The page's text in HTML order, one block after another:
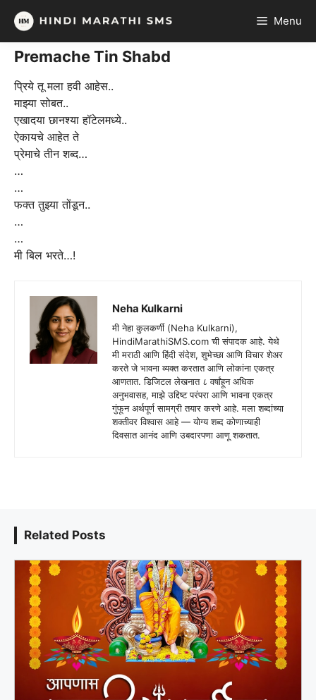
Skip
content
Menu
Premache Tin Shabd
प्रिये तू मला हवी आहेस..
माझ्या सोबत..
एखादया छानश्या हॉटेलमध्ये..
ऐकायचे आहेत ते
प्रेमाचे तीन शब्द…
…
…
फक्त तुझ्या तोंडून..
…
…
मी बिल भरते…!
Neha Kulkarni
मी नेहा कुलकर्णी (Neha Kulkarni),
HindiMarathiSMS.com ची संपादक आहे. येथे
मी मराठी आणि हिंदी संदेश, शुभेच्छा आणि विचार शेअर
करते जे भावना व्यक्त करतात आणि लोकांना एकत्र
आणतात. डिजिटल लेखनात ८ वर्षांहून अधिक
अनुभवासह, माझे उद्दिष्ट परंपरा आणि भावना एकत्र
गुंफून अर्थपूर्ण सामग्री तयार करणे आहे. मला शब्दांच्या
शक्तीवर विश्वास आहे — योग्य शब्द कोणाच्याही
दिवसात आनंद आणि उबदारपणा आणू शकतात.
Related Posts